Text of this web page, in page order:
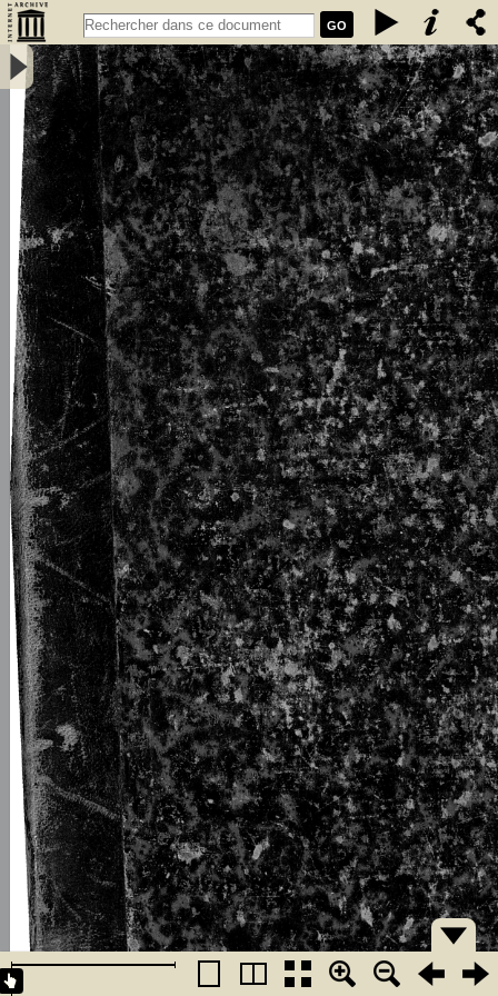
GO
L\'émigration bretonne en Armorique du Ve au VIIe siècle de notre
ère : thèse pour le doctorat - Loth, Joseph (1847-1934)